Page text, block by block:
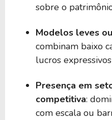
sobre o
Modelos leves
combinam baixo
lucros
Presença em
competitiva:
com escala ou